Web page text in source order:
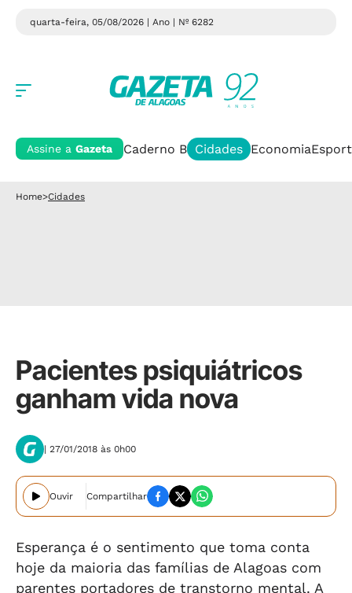
quarta-feira, 05/08/2026 | Ano | Nº 6282
Assine a Gazeta Caderno B Cidades Economia
Home>Cidades
Pacientes psiquiátricos
ganham vida nova
| 27/01/2018 às 0h00
Ouvir Compartilhar
Esperança é o sentimento que toma conta
hoje da maioria das famílias de Alagoas com
parentes portadores de transtorno mental. A